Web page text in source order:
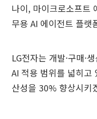
나이, 마이크로소프트
무용 AI 에이전트 플랫
LG전자는 개발·구매·
AI 적용 범위를 넓히고
산성을 30% 향상시키